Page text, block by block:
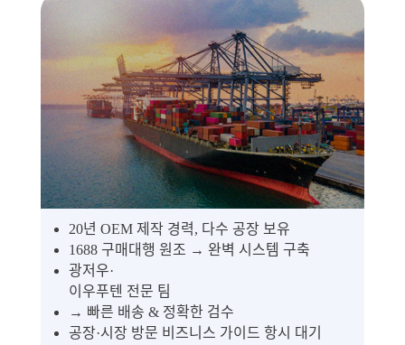
20년 OEM 제작 경력, 다수 공장 보유
1688 구매대행 원조 → 완벽 시스템 구축
광저우·
이우푸텐 전문 팀
→ 빠른 배송 & 정확한 검수
공장·시장 방문 비즈니스 가이드 항시 대기